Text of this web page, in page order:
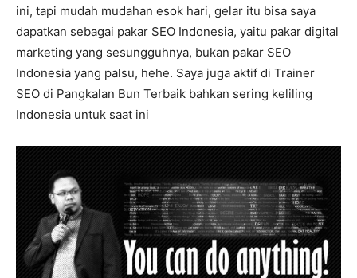
ini, tapi mudah mudahan esok hari, gelar itu bisa saya
dapatkan sebagai pakar SEO Indonesia, yaitu pakar digital
marketing yang sesungguhnya, bukan pakar SEO
Indonesia yang palsu, hehe. Saya juga aktif di Trainer
SEO di Pangkalan Bun Terbaik bahkan sering keliling
Indonesia untuk saat ini